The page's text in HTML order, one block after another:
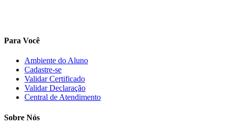
Para Você
Ambiente do Aluno
Cadastre-se
Validar Certificado
Validar Declaração
Central de Atendimento
Sobre Nós